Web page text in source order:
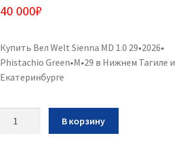
40 000₽
Купить Вел Welt Sienna MD 1.0 29•2026•
Phistachio Green•M•29 в Нижнем Тагиле и
Екатеринбурге
В корзину